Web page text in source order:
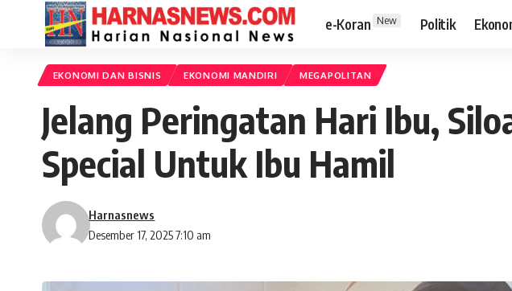
e-Koran New Politik
EKONOMI DAN BISNIS EKONOMI MANDIRI MEGAPOLITAN
Jelang Peringatan Hari Ibu,
Special Untuk Ibu Hamil
Desember 17, 2025 7:10 am
Harnasnews